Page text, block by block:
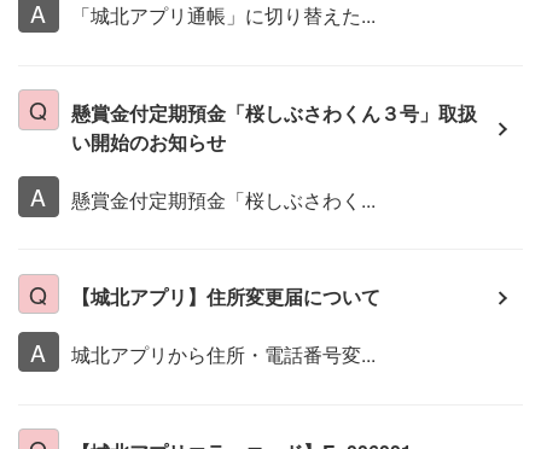
「城北アプリ通帳」に切り替えた...
懸賞金付定期預金「桜しぶさわくん３号」取扱
い開始のお知らせ
懸賞金付定期預金「桜しぶさわく...
【城北アプリ】住所変更届について
城北アプリから住所・電話番号変...